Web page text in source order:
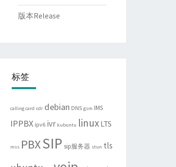
版本Release
标签
calling card cdr debian DNS gsm IMS
IPPBX ipv6 ivr kubuntu linux LTS
mss PBXSIP sip服务器 stun tls